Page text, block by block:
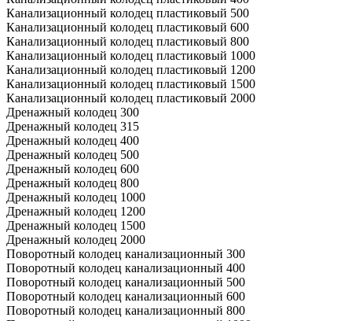
Канализационный колодец пластиковый 500
Канализационный колодец пластиковый 600
Канализационный колодец пластиковый 800
Канализационный колодец пластиковый 1000
Канализационный колодец пластиковый 1200
Канализационный колодец пластиковый 1500
Канализационный колодец пластиковый 2000
Дренажный колодец 300
Дренажный колодец 315
Дренажный колодец 400
Дренажный колодец 500
Дренажный колодец 600
Дренажный колодец 800
Дренажный колодец 1000
Дренажный колодец 1200
Дренажный колодец 1500
Дренажный колодец 2000
Поворотный колодец канализационный 300
Поворотный колодец канализационный 400
Поворотный колодец канализационный 500
Поворотный колодец канализационный 600
Поворотный колодец канализационный 800